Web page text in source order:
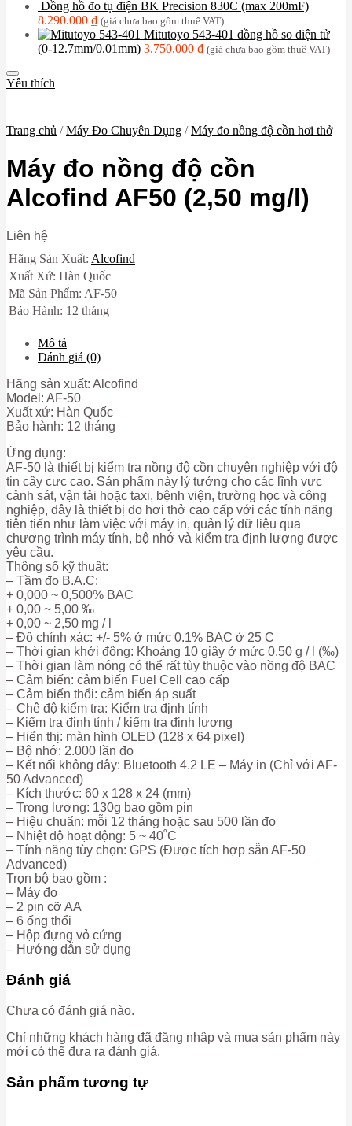
Đồng hồ đo tụ điện BK Precision 830C (max 200mF)
8.290.000 ₫ (giá chưa bao gồm thuế VAT)
Mitutoyo 543-401 đồng hồ so điện tử
(0-12.7mm/0.01mm) 3.750.000 ₫ (giá chưa bao gồm thuế VAT)
Yêu thích
Trang chủ / Máy Đo Chuyên Dụng / Máy đo nồng độ cồn hơi thở
Máy đo nồng độ cồn
Alcofind AF50 (2,50 mg/l)
Liên hệ
Hãng Sản Xuất: Alcofind
Xuất Xứ: Hàn Quốc
Mã Sản Phẩm: AF-50
Bảo Hành: 12 tháng
Mô tả
Đánh giá (0)
Hãng sản xuất: Alcofind
Model: AF-50
Xuất xứ: Hàn Quốc
Bảo hành: 12 tháng
Ứng dụng:
AF-50 là thiết bị kiểm tra nồng độ cồn chuyên nghiệp với độ
tin cậy cực cao. Sản phẩm này lý tưởng cho các lĩnh vực
cảnh sát, vận tải hoặc taxi, bệnh viện, trường học và công
nghiệp, đây là thiết bị đo hơi thở cao cấp với các tính năng
tiên tiến như làm việc với máy in, quản lý dữ liệu qua
chương trình máy tính, bộ nhớ và kiểm tra định lượng được
yêu cầu.
Thông số kỹ thuật:
– Tầm đo B.A.C:
+ 0,000 ~ 0,500% BAC
+ 0,00 ~ 5,00 ‰
+ 0,00 ~ 2,50 mg / l
– Độ chính xác: +/- 5% ở mức 0.1% BAC ở 25 C
– Thời gian khởi động: Khoảng 10 giây ở mức 0,50 g / l (‰)
– Thời gian làm nóng có thể rất tùy thuộc vào nồng độ BAC
– Cảm biến: cảm biến Fuel Cell cao cấp
– Cảm biến thổi: cảm biến áp suất
– Chê độ kiểm tra: Kiểm tra định tính
– Kiểm tra định tính / kiểm tra định lượng
– Hiển thị: màn hình OLED (128 x 64 pixel)
– Bộ nhớ: 2.000 lần đo
– Kết nối không dây: Bluetooth 4.2 LE – Máy in (Chỉ với AF-
50 Advanced)
– Kích thước: 60 x 128 x 24 (mm)
– Trọng lượng: 130g bao gồm pin
– Hiệu chuẩn: mỗi 12 tháng hoặc sau 500 lần đo
– Nhiệt độ hoạt động: 5 ~ 40˚C
– Tính năng tùy chọn: GPS (Được tích hợp sẵn AF-50
Advanced)
Trọn bộ bao gồm :
– Máy đo
– 2 pin cỡ AA
– 6 ống thổi
– Hộp đựng vỏ cứng
– Hướng dẫn sử dụng
Đánh giá
Chưa có đánh giá nào.
Chỉ những khách hàng đã đăng nhập và mua sản phẩm này
mới có thể đưa ra đánh giá.
Sản phẩm tương tự